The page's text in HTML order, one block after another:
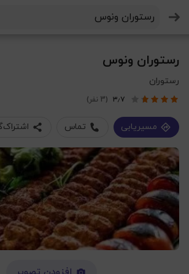
رستوران ونوس
رستوران
۳٫۷ (3 نفر)
مسیریابی تماس
جستجو